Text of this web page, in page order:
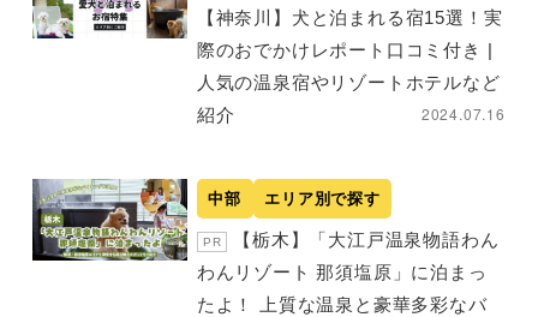
【神奈川】犬と泊まれる宿15選！実
際のおでかけレポート口コミ付き |
人気の温泉宿やリゾートホテルなど
紹介
2024.07.16
中部 エリア別で探す
PR
【栃木】「大江戸温泉物語わん
わんリゾート 那須塩原」に泊まっ
たよ！ 上質な温泉と豪華多彩なバ